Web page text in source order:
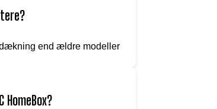
end ældre modeller
HomeBox?